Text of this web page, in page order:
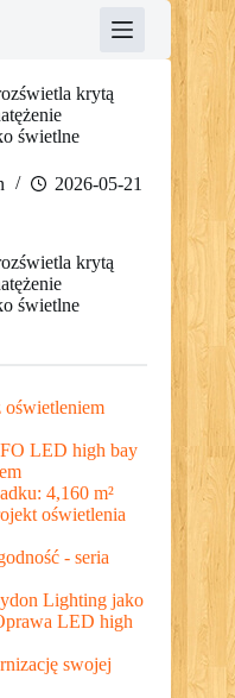
krytą
świetlne
2026-05-21
krytą
świetlne
oświetleniem
LED high bay
4,160 m²
oświetlenia
- seria
Lighting jako
LED high
swojej